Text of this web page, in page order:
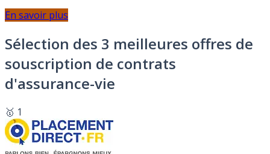
En savoir plus
Sélection des 3 meilleures offres de
souscription de contrats
d'assurance-vie
🥇 1